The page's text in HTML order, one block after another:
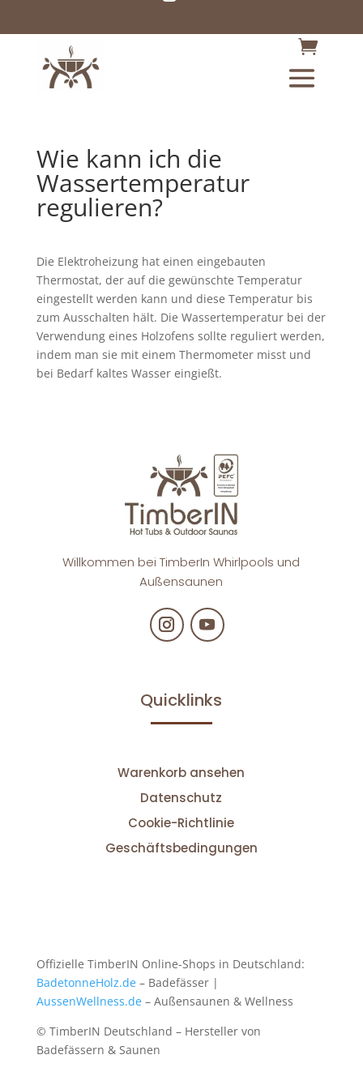
Wie kann ich die
Wassertemperatur
regulieren?
Die Elektroheizung hat einen eingebauten
Thermostat, der auf die gewünschte Temperatur
eingestellt werden kann und diese Temperatur bis
zum Ausschalten hält. Die Wassertemperatur bei der
Verwendung eines Holzofens sollte reguliert werden,
indem man sie mit einem Thermometer misst und
bei Bedarf kaltes Wasser eingießt.
Willkommen bei TimberIn Whirlpools und
Außensaunen
Quicklinks
Warenkorb ansehen
Datenschutz
Cookie-Richtlinie
Geschäftsbedingungen
Offizielle TimberIN Online-Shops in Deutschland:
BadetonneHolz.de– Badefässer |
AussenWellness.de– Außensaunen & Wellness
© TimberIN Deutschland – Hersteller von
Badefässern & Saunen